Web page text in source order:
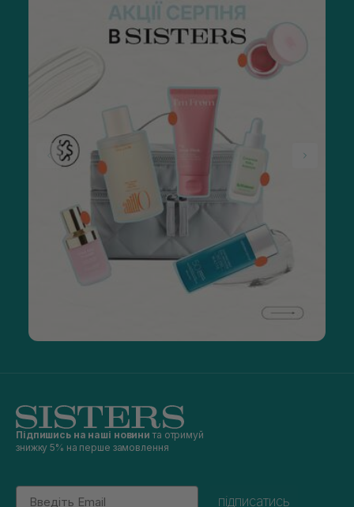
Підпишись на наші новини та отримуй
знижку 5% на перше замовлення
Email
підписатись